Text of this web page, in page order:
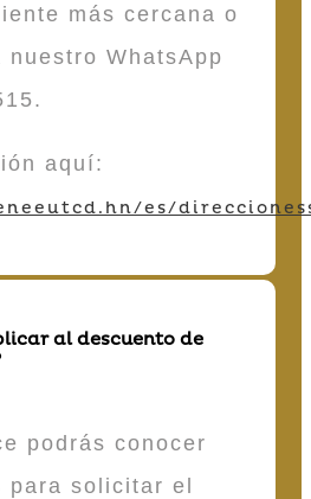
más cercana o
WhatsApp
aquí:
es/
al descuento de
podrás conocer
para solicitar el